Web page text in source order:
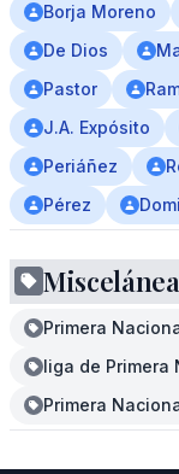
Borja Moreno
De Dios
Pastor
J.A. Expósito
Periáñez
Pérez
Primera
liga de Primera
Primera